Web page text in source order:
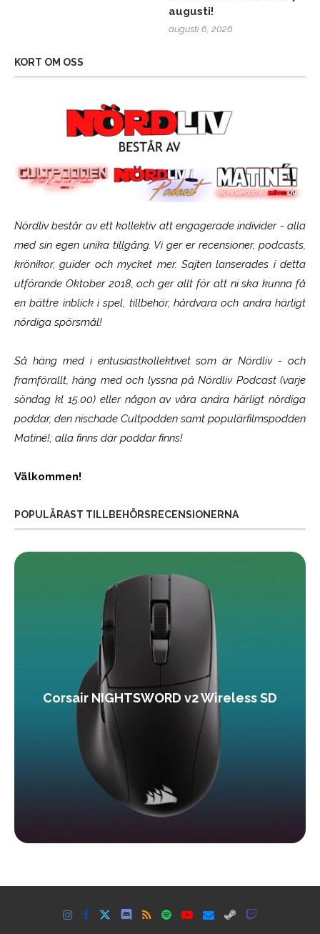
augusti!
augusti 6, 2026
KORT OM OSS
Nördliv består av ett kollektiv att engagerade individer - alla
med sin egen unika tillgång. Vi ger er recensioner, podcasts,
krönikor, guider och mycket mer. Sajten lanserades i detta
utförande Oktober 2018, och ger allt för att ni ska kunna få
en bättre inblick i spel, tillbehör, hårdvara och andra härligt
nördiga spörsmål!
Så häng med i entusiastkollektivet som ärNördliv- och
framförallt, häng med och lyssna på Nördliv Podcast (varje
söndag kl 15.00) eller någon av våra andra härligt nördiga
poddar, den nischade Cultpodden samt populärfilmspodden
Matiné!; alla finns där poddar finns!
Välkommen!
POPULÄRAST TILLBEHÖRSRECENSIONERNA
Corsair NIGHTSWORD v2 Wireless SD